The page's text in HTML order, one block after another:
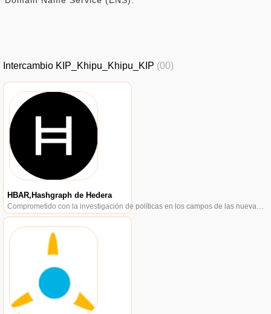
Intercambio KIP_Khipu_Khipu_KIP (00)
HBAR,Hashgraph de Hedera